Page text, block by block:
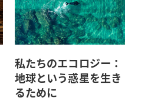
私たちのエコロジー：
地球という惑星を生き
るために